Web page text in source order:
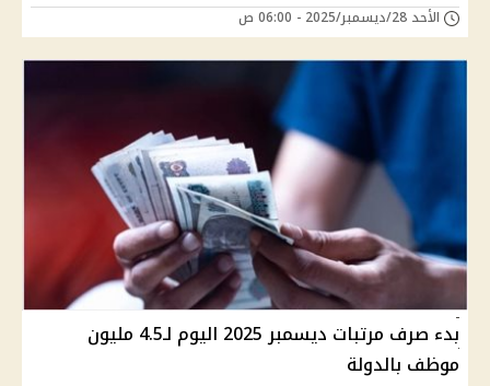
الأحد 28/ديسمبر/2025 - 06:00 ص
بدء صرف مرتبات ديسمبر 2025 اليوم لـ4.5 مليون
موظف بالدولة